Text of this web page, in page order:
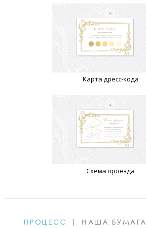
Карта дресс-кода
Схема проезда
ПРОЦЕСС НАША БУМАГА